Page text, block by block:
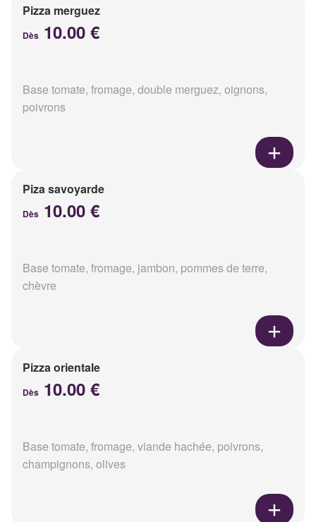
Pizza merguez
Dès 10.00 €
Base tomate, fromage, double merguez, oignons,
poivrons
Piza savoyarde
Dès 10.00 €
Base tomate, fromage, jambon, pommes de terre,
chèvre
Pizza orientale
Dès 10.00 €
Base tomate, fromage, viande hachée, poivrons,
champignons, olives